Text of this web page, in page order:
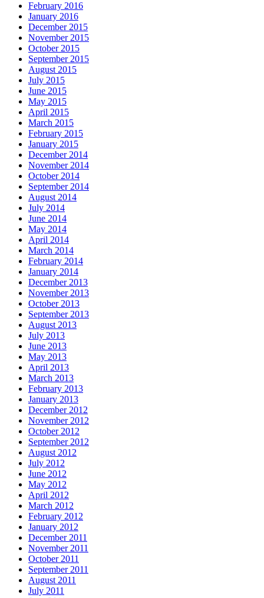
February 2016
January 2016
December 2015
November 2015
October 2015
September 2015
August 2015
July 2015
June 2015
May 2015
April 2015
March 2015
February 2015
January 2015
December 2014
November 2014
October 2014
September 2014
August 2014
July 2014
June 2014
May 2014
April 2014
March 2014
February 2014
January 2014
December 2013
November 2013
October 2013
September 2013
August 2013
July 2013
June 2013
May 2013
April 2013
March 2013
February 2013
January 2013
December 2012
November 2012
October 2012
September 2012
August 2012
July 2012
June 2012
May 2012
April 2012
March 2012
February 2012
January 2012
December 2011
November 2011
October 2011
September 2011
August 2011
July 2011